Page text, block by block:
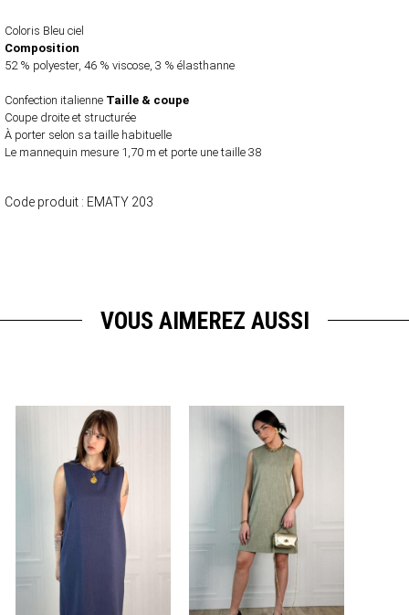
Coloris Bleu ciel
Composition
52 % polyester, 46 % viscose, 3 % élasthanne
Confection italienne Taille & coupe
Coupe droite et structurée
À porter selon sa taille habituelle
Le mannequin mesure 1,70 m et porte une taille 38
Code produit : EMATY 203
VOUS AIMEREZ AUSSI